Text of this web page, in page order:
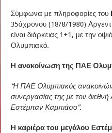
Σύμφωνα με πληροφορίες του
35άχρονου (18/8/1980)
είναι διάρκειας 1+1, με την
Ολυμπιακό.
Η ανακοίνωση της ΠΑΕ
“Η ΠΑΕ Ολυμπιακός
συνεργασίας της με τον
Εστέμπαν Καμπιάσο”.
Η καριέρα του μεγάλου